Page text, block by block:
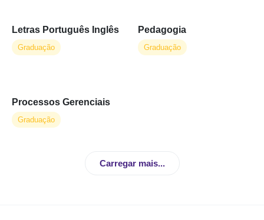
Período
ESPECÍFICOS
Híbrido
Letras Português Inglês
Graduação
Pedagogia
Graduação
Processos Gerenciais
Graduação
Carregar mais...